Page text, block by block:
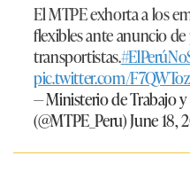
El MTPE exhorta a los
flexibles ante anuncio de
transportistas.
pic.twitter.com/
— Ministerio de Trabajo
(@MTPE_Peru)June 18,